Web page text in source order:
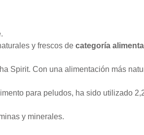
y frescos de categoría
Spirit. Con una alimentación más
para peludos, ha sido utilizado
y minerales.